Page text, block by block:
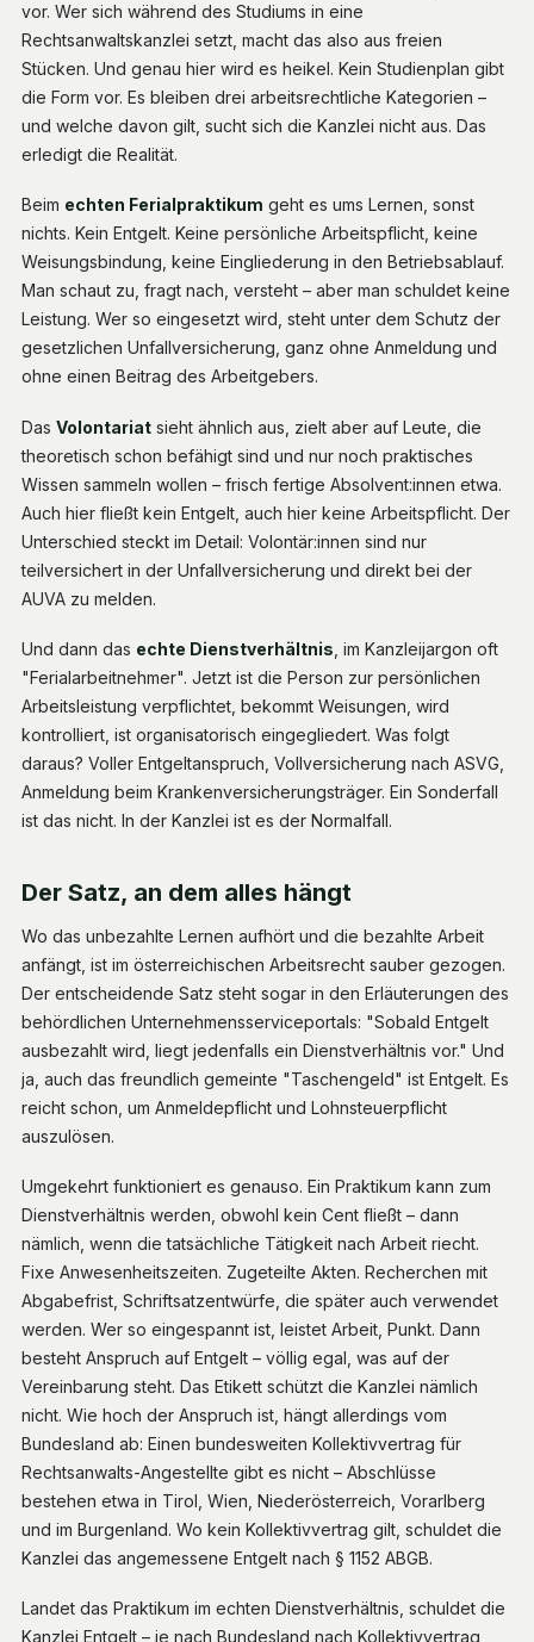
vor. Wer sich während des Studiums in eine
Rechtsanwaltskanzlei setzt, macht das also aus freien
Stücken. Und genau hier wird es heikel. Kein Studienplan gibt
die Form vor. Es bleiben drei arbeitsrechtliche Kategorien –
und welche davon gilt, sucht sich die Kanzlei nicht aus. Das
erledigt die Realität.
Beim echten Ferialpraktikum geht es ums Lernen, sonst
nichts. Kein Entgelt. Keine persönliche Arbeitspflicht, keine
Weisungsbindung, keine Eingliederung in den Betriebsablauf.
Man schaut zu, fragt nach, versteht – aber man schuldet keine
Leistung. Wer so eingesetzt wird, steht unter dem Schutz der
gesetzlichen Unfallversicherung, ganz ohne Anmeldung und
ohne einen Beitrag des Arbeitgebers.
Das Volontariat sieht ähnlich aus, zielt aber auf Leute, die
theoretisch schon befähigt sind und nur noch praktisches
Wissen sammeln wollen – frisch fertige Absolvent:innen etwa.
Auch hier fließt kein Entgelt, auch hier keine Arbeitspflicht. Der
Unterschied steckt im Detail: Volontär:innen sind nur
teilversichert in der Unfallversicherung und direkt bei der
AUVA zu melden.
Und dann das echte Dienstverhältnis , im Kanzleijargon oft
"Ferialarbeitnehmer". Jetzt ist die Person zur persönlichen
Arbeitsleistung verpflichtet, bekommt Weisungen, wird
kontrolliert, ist organisatorisch eingegliedert. Was folgt
daraus? Voller Entgeltanspruch, Vollversicherung nach ASVG,
Anmeldung beim Krankenversicherungsträger. Ein Sonderfall
ist das nicht. In der Kanzlei ist es der Normalfall.
Der Satz, an dem alles hängt
Wo das unbezahlte Lernen aufhört und die bezahlte Arbeit
anfängt, ist im österreichischen Arbeitsrecht sauber gezogen.
Der entscheidende Satz steht sogar in den Erläuterungen des
behördlichen Unternehmensserviceportals: "Sobald Entgelt
ausbezahlt wird, liegt jedenfalls ein Dienstverhältnis vor." Und
ja, auch das freundlich gemeinte "Taschengeld" ist Entgelt. Es
reicht schon, um Anmeldepflicht und Lohnsteuerpflicht
auszulösen.
Umgekehrt funktioniert es genauso. Ein Praktikum kann zum
Dienstverhältnis werden, obwohl kein Cent fließt – dann
nämlich, wenn die tatsächliche Tätigkeit nach Arbeit riecht.
Fixe Anwesenheitszeiten. Zugeteilte Akten. Recherchen mit
Abgabefrist, Schriftsatzentwürfe, die später auch verwendet
werden. Wer so eingespannt ist, leistet Arbeit, Punkt. Dann
besteht Anspruch auf Entgelt – völlig egal, was auf der
Vereinbarung steht. Das Etikett schützt die Kanzlei nämlich
nicht. Wie hoch der Anspruch ist, hängt allerdings vom
Bundesland ab: Einen bundesweiten Kollektivvertrag für
Rechtsanwalts-Angestellte gibt es nicht – Abschlüsse
bestehen etwa in Tirol, Wien, Niederösterreich, Vorarlberg
und im Burgenland. Wo kein Kollektivvertrag gilt, schuldet die
Kanzlei das angemessene Entgelt nach § 1152 ABGB.
Landet das Praktikum im echten Dienstverhältnis, schuldet die
Kanzlei Entgelt – je nach Bundesland nach Kollektivvertrag